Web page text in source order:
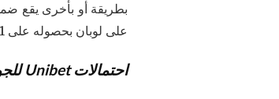
على لوبان بحصوله على 66.1 صوتًا.
احتمالات Unibet للجولة الثانية